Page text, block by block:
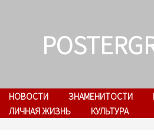
НОВОСТИ ЗНАМЕНИТОСТИ
ЛИЧНАЯ ЖИЗНЬ
КУЛЬТУРА